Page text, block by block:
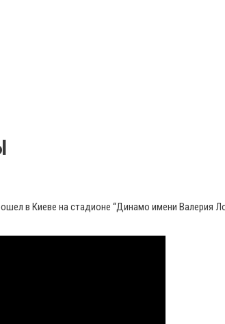
в Киеве на стадионе “Динамо имени Валерия